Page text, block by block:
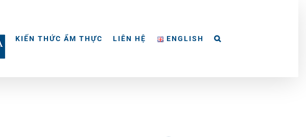
KIẾN THỨC ẨM THỰC LIÊN HỆ ENGLISH